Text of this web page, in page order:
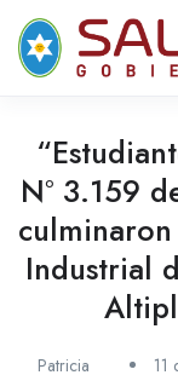
content
N° 3.159
Industrial
Patricia
11